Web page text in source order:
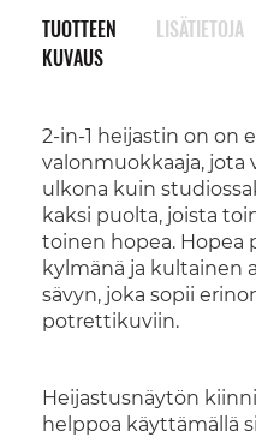
TUOTTEEN
KUVAUS
2-in-1 heijastin on on
valonmuokkaaja, jota
ulkona kuin
kaksi puolta, joista
toinen hopea. Hopea
kylmänä ja kultainen
sävyn, joka sopii
potrettikuviin.
Heijastusnäytön
helppoa käyttämällä
LISÄTIETOJA